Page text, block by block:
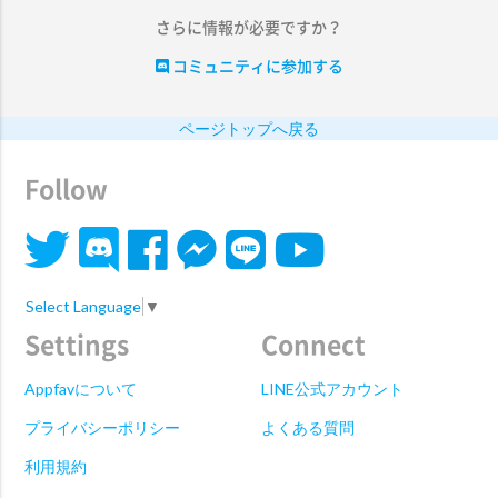
さらに情報が必要ですか？
コミュニティに参加する
ページトップへ戻る
Follow
Select Language ▼
Settings
Appfavについて
プライバシーポリシー
利用規約
Connect
LINE公式アカウント
よくある質問